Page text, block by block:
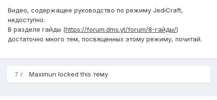
Видео, содержащее руководство по режиму JediCraft,
недоступно.
В разделе гайды (https://forum.dms.yt/forum/8-гайды/)
достаточно много тем, посвященных этому режиму, почитай.
7 г Maximun locked this тему